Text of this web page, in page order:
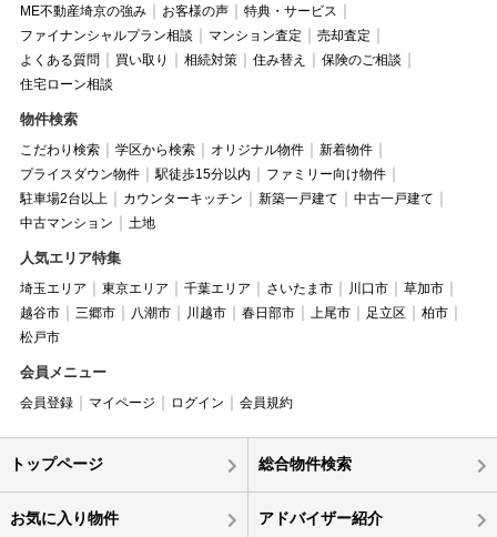
ME不動産埼京の強み
お客様の声
特典・サービス
ファイナンシャルプラン相談
マンション査定
売却査定
よくある質問
買い取り 相続対策 住み替え
保険のご相談
住宅ローン相談
物件検索
こだわり検索 学区から検索 オリジナル物件
新着物件
プライスダウン物件
駅徒歩15分以内
ファミリー向け物件
駐車場2台以上
カウンターキッチン 新築一戸建て
中古一戸建て
中古マンション
土地
人気エリア特集
埼玉エリア 東京エリア 千葉エリア さいたま市 川口市
草加市
越谷市
三郷市 八潮市 川越市 春日部市 上尾市 足立区
柏市
松戸市
会員メニュー
会員登録 マイページ ログイン 会員規約
トップページ 総合物件検索
お気に入り物件 アドバイザー紹介